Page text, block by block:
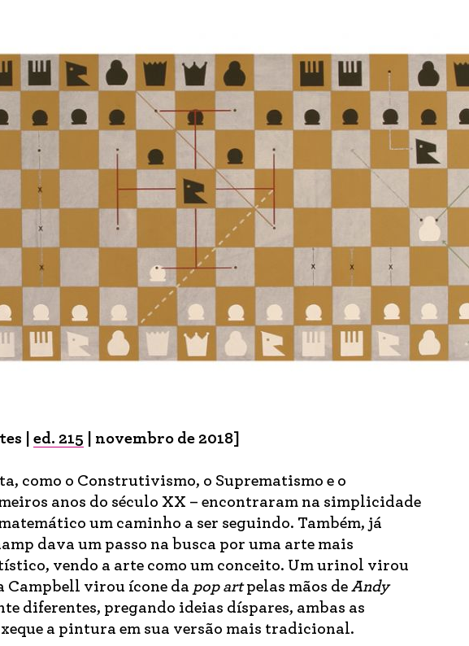
| ed. 215 | novembro de 2018]
como o Construtivismo, o Suprematismo e o
anos do século XX – encontraram na simplicidade
um caminho a ser seguindo. Também, já
dava um passo na busca por uma arte mais
vendo a arte como um conceito. Um urinol virou
Campbell virou ícone da pop artpelas mãos de Andy
diferentes, pregando ideias díspares, ambas as
a pintura em sua versão mais tradicional.